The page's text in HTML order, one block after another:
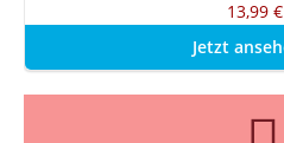
13,99 €
Jetzt